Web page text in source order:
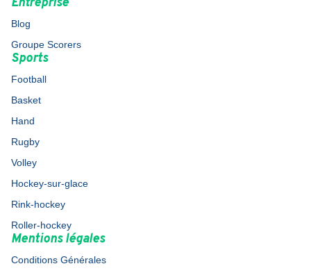
Blog
Groupe Scorers
Sports
Football
Basket
Hand
Rugby
Volley
Hockey-sur-glace
Rink-hockey
Roller-hockey
Mentions légales
Conditions Générales